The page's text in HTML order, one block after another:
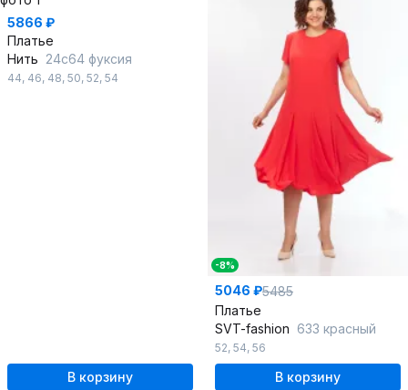
5866 ₽
Платье
Нить 24с64 фуксия
44, 46, 48, 50, 52, 54
В корзину
-8%
5046 ₽5485
Платье
SVT-fashion 633 красный
52, 54, 56
В корзину